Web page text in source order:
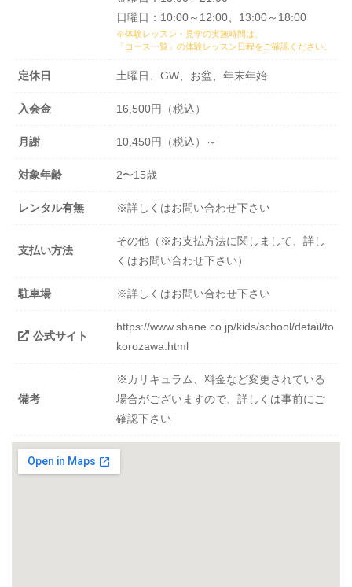
日曜日：10:00～12:00、13:00～18:00
※体験レッスン・見学の実施時間は、
「コース一覧」の体験レッスン日程をご確認ください。
定休日 土曜日、GW、お盆、年末年始
入会金 16,500円（税込）
月謝 10,450円（税込）～
対象年齢 2〜15歳
レンタル有無 ※詳しくはお問い合わせ下さい
支払い方法
その他（※お支払方法に関しまして、詳し
くはお問い合わせ下さい）
駐車場 ※詳しくはお問い合わせ下さい
公式サイト
https://www.shane.co.jp/kids/school/detail/to
korozawa.html
備考
※カリキュラム、料金など変更されている
場合がございますので、詳しくは事前にご
確認下さい